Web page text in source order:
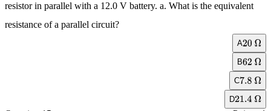
resistor in parallel with a 12.0 Vbattery. a. What is the equivalent
resistance of a parallel circuit?
A20 Ω
B62 Ω
C 7.8 Ω
D21.4 Ω